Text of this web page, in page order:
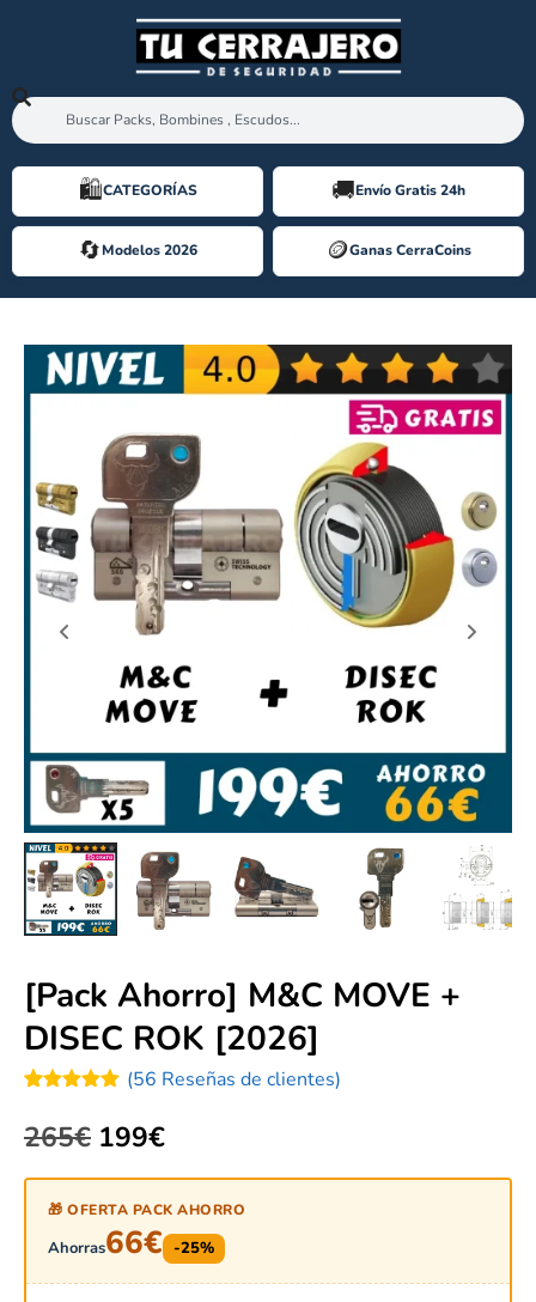
🛍️️CATEGORÍAS 🚚Envío Gratis 24h
🔄Modelos 2026 🪙️Ganas CerraCoins
[Pack Ahorro] M&C MOVE +
DISEC ROK [2026]
con 5.00
de 5 en
valoraciones
(56 Reseñas de clientes)
265€ 199€
🎁 OFERTA PACK AHORRO
Ahorras66€ -25%